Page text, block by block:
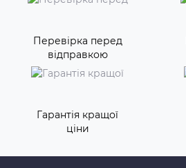
Перевірка перед
відправкою
Гарантія кращої
ціни